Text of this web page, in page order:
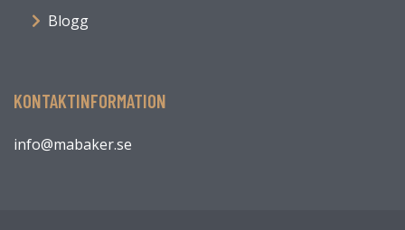
Blogg
KONTAKTINFORMATION
info@mabaker.se